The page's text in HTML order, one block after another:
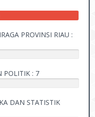
PROVINSI RIAU :
POLITIK : 7
DAN STATISTIK